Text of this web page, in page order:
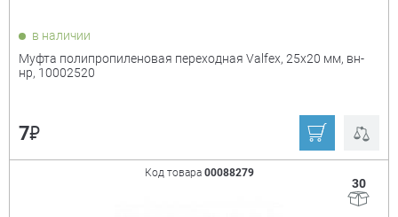
в наличии
Муфта полипропиленовая переходная Valfex, 25х20 мм, вн-
нр, 10002520
7₽
Код товара 00088279
30